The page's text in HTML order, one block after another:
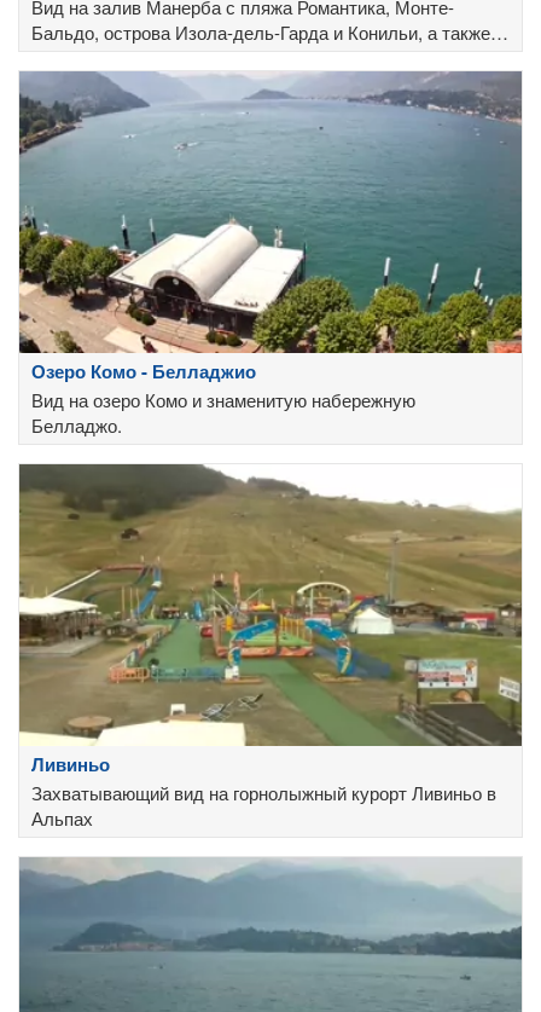
Вид на залив Манерба с пляжа Романтика, Монте-
Бальдо, острова Изола-дель-Гарда и Конильи, а также
парка Рокка-ди-Манерба на заднем плане.
Озеро Комо - Белладжио
Вид на озеро Комо и знаменитую набережную
Белладжо.
Ливиньо
Захватывающий вид на горнолыжный курорт Ливиньо в
Альпах